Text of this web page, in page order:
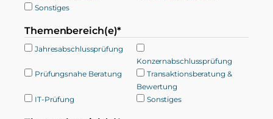
Sonstiges
Themenbereich(e)*
Jahresabschlussprüfung
Konzernabschlussprüfung
Prüfungsnahe Beratung
Transaktionsberatung &
Bewertung
IT-Prüfung
Sonstiges